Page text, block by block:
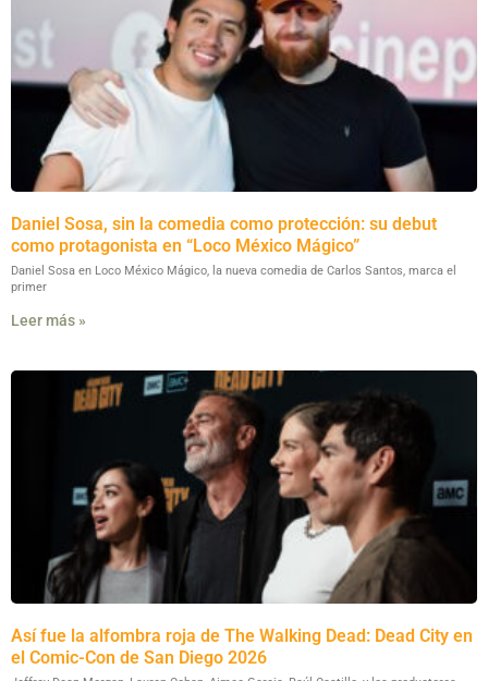
Daniel Sosa, sin la comedia como protección: su debut
como protagonista en “Loco México Mágico”
Daniel Sosa en Loco México Mágico, la nueva comedia de Carlos Santos, marca el
primer
Leer más »
Así fue la alfombra roja de The Walking Dead: Dead City en
el Comic-Con de San Diego 2026